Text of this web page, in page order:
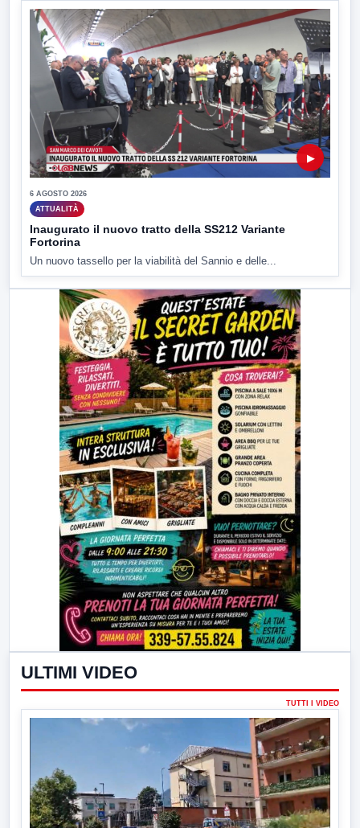
▶
6 AGOSTO 2026
ATTUALITÀ
Inaugurato il nuovo tratto della SS212 Variante
Fortorina
Un nuovo tassello per la viabilità del Sannio e delle...
ULTIMI VIDEO
TUTTI I VIDEO